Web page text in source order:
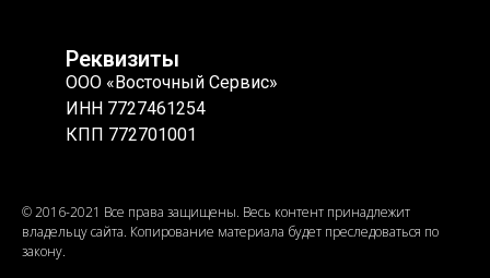
Реквизиты
ООО «Восточный Сервис»
ИНН 7727461254
КПП 772701001
© 2016-2021 Все права защищены. Весь контент принадлежит
владельцу сайта. Копирование материала будет преследоваться по
закону.